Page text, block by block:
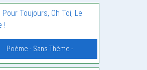
Pour Toujours, Oh Toi, Le
!
Poème - Sans Thème -